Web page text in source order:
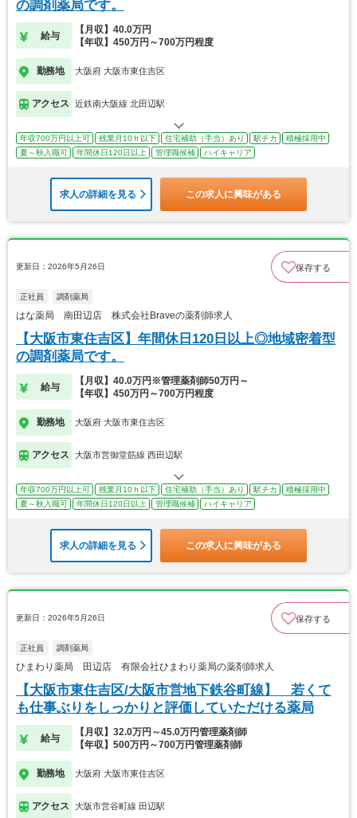
の調剤薬局です。
給与
【月収】40.0万円
【年収】450万円～700万円程度
勤務地 大阪府 大阪市東住吉区
アクセス 近鉄南大阪線 北田辺駅
年収700万円以上可 残業月10ｈ以下 住宅補助（手当）あり 駅チカ
積極採用中
夏～秋入職可
年間休日120日以上 管理職候補 ハイキャリア
求人の詳細を見る この求人に興味がある
更新日：2026年5月26日 保存する
正社員 調剤薬局
はな薬局 南田辺店 株式会社Braveの薬剤師求人
【大阪市東住吉区】年間休日120日以上◎地域密着型
の調剤薬局です。
給与
【月収】40.0万円※管理薬剤師50万円～
【年収】450万円～700万円程度
勤務地 大阪府 大阪市東住吉区
アクセス 大阪市営御堂筋線 西田辺駅
年収700万円以上可 残業月10ｈ以下 住宅補助（手当）あり 駅チカ
積極採用中
夏～秋入職可
年間休日120日以上 管理職候補 ハイキャリア
求人の詳細を見る この求人に興味がある
更新日：2026年5月26日 保存する
正社員 調剤薬局
ひまわり薬局 田辺店 有限会社ひまわり薬局の薬剤師求人
【大阪市東住吉区/大阪市営地下鉄谷町線】 若くて
も仕事ぶりをしっかりと評価していただける薬局
給与
【月収】32.0万円～45.0万円管理薬剤師
【年収】500万円～700万円管理薬剤師
勤務地 大阪府 大阪市東住吉区
アクセス 大阪市営谷町線 田辺駅